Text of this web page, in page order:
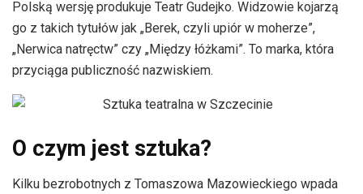
Polską wersję produkuje Teatr Gudejko. Widzowie kojarzą
go z takich tytułów jak „Berek, czyli upiór w moherze”,
„Nerwica natręctw” czy „Między łóżkami”. To marka, która
przyciąga publiczność nazwiskiem.
O czym jest sztuka?
Kilku bezrobotnych z Tomaszowa Mazowieckiego wpada